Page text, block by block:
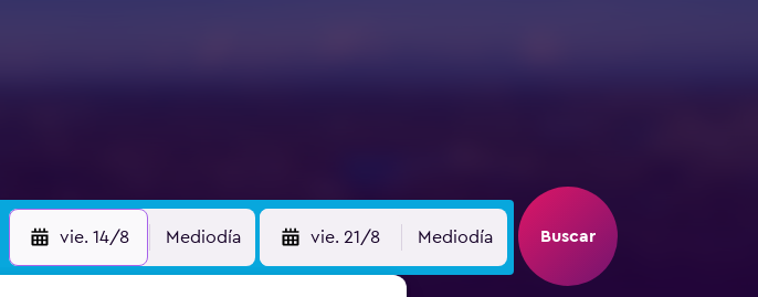
vie. 14/8 Mediodía vie. 21/8 Mediodía Buscar